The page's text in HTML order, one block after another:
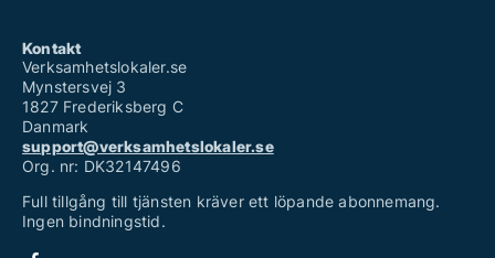
Kontakt
Verksamhetslokaler.se
Mynstersvej 3
1827 Frederiksberg C
Danmark
support@verksamhetslokaler.se
Org. nr: DK32147496
Full tillgång till tjänsten kräver ett löpande abonnemang.
Ingen bindningstid.